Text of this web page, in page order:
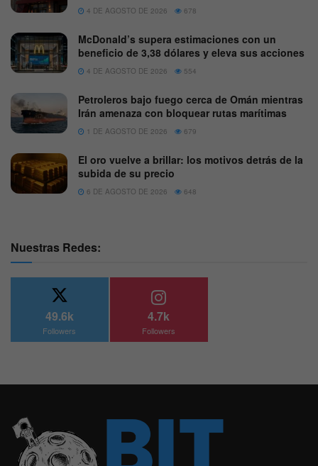
4 DE AGOSTO DE 2026 678
McDonald’s supera estimaciones con un
beneficio de 3,38 dólares y eleva sus acciones
4 DE AGOSTO DE 2026 554
Petroleros bajo fuego cerca de Omán mientras
Irán amenaza con bloquear rutas marítimas
1 DE AGOSTO DE 2026 679
El oro vuelve a brillar: los motivos detrás de la
subida de su precio
6 DE AGOSTO DE 2026 648
Nuestras Redes:
49.6k
Followers
4.7k
Followers